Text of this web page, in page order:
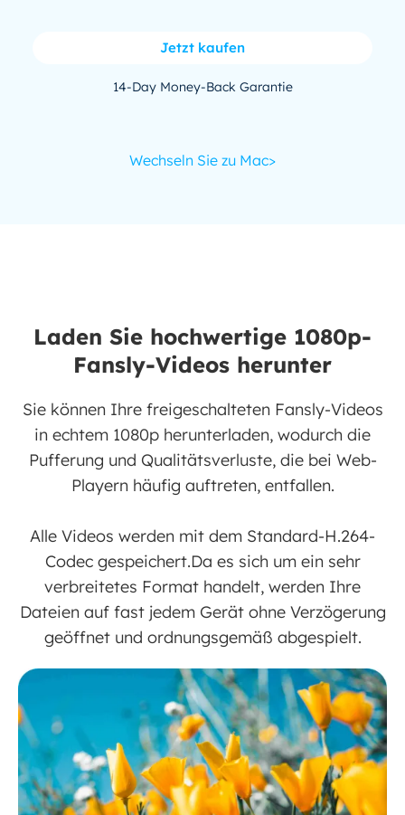
Jetzt kaufen
14-Day Money-Back Garantie
Wechseln Sie zu Mac>
Laden Sie hochwertige 1080p-
Fansly-Videos herunter
Sie können Ihre freigeschalteten Fansly-Videos
in echtem 1080p herunterladen, wodurch die
Pufferung und Qualitätsverluste, die bei Web-
Playern häufig auftreten, entfallen.
Alle Videos werden mit dem Standard-H.264-
Codec gespeichert.Da es sich um ein sehr
verbreitetes Format handelt, werden Ihre
Dateien auf fast jedem Gerät ohne Verzögerung
geöffnet und ordnungsgemäß abgespielt.